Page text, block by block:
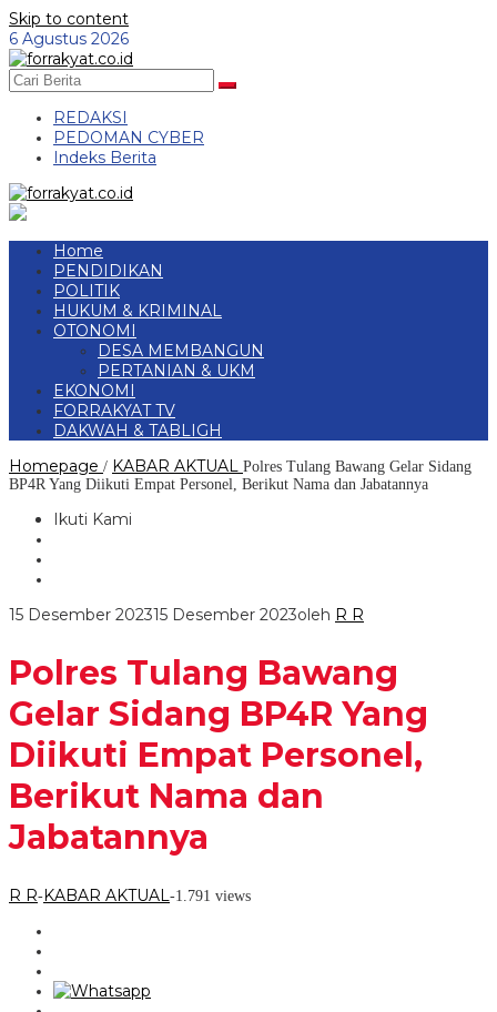
Skip to content
6 Agustus 2026
REDAKSI
PEDOMAN CYBER
Indeks Berita
Home
PENDIDIKAN
POLITIK
HUKUM & KRIMINAL
OTONOMI
DESA MEMBANGUN
PERTANIAN & UKM
EKONOMI
FORRAKYAT TV
DAKWAH & TABLIGH
Homepage / KABAR AKTUAL Polres Tulang Bawang Gelar Sidang
BP4R Yang Diikuti Empat Personel, Berikut Nama dan Jabatannya
Ikuti Kami
15 Desember 202315 Desember 2023oleh R R
Polres Tulang Bawang
Gelar Sidang BP4R Yang
Diikuti Empat Personel,
Berikut Nama dan
Jabatannya
R R-KABAR AKTUAL-1.791 views